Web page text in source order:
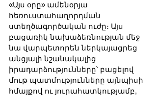
«Այս օրը» ամենօրյա
հեռուստահաղորդման
ստեղծագործական ուժը։ Այս
բացառիկ նախաձեռնության մեջ
նա վարպետորեն ներկայացրեց
անցյալի նշանակալից
իրադարձությունները՝ բացելով
մութ պատմությունները այնպիսի
հմայքով ու յուրահատկությամբ,